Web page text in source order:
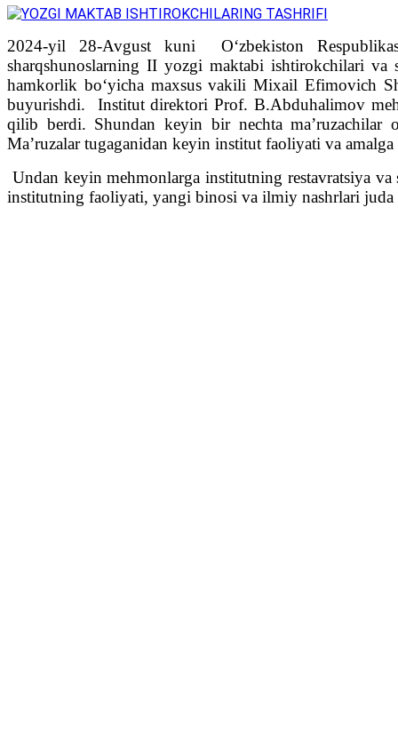
2024-yil 28-Avgust kuni O‘zbekiston
sharqshunoslarning II yozgi maktabi ishtirokchilari va
hamkorlik bo‘yicha maxsus vakili Mixail Efimovich
buyurishdi. Institut direktori Prof. B.Abduhalimov
qilib berdi. Shundan keyin bir nechta ma’ruzachilar
Ma’ruzalar tugaganidan keyin institut faoliyati va
Undan keyin mehmonlarga institutning restavratsiya
institutning faoliyati, yangi binosi va ilmiy nashrlari